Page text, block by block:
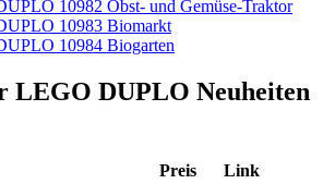
10982 Obst- und Gemüse-Traktor
10983 Biomarkt
10984 Biogarten
LEGO DUPLO Neuheiten
Preis Link